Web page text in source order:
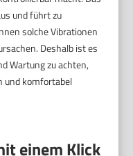
und führt zu
solche Vibrationen
Deshalb ist es
Wartung zu achten,
und komfortabel